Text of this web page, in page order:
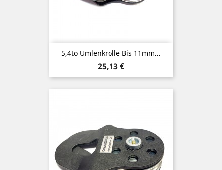
5,4to Umlenkrolle Bis 11mm...
Preis
25,13 €